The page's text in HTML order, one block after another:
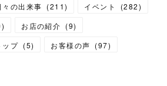
々の出来事 (211) イベント (282)
) お店の紹介 (9)
ップ (5) お客様の声 (97)